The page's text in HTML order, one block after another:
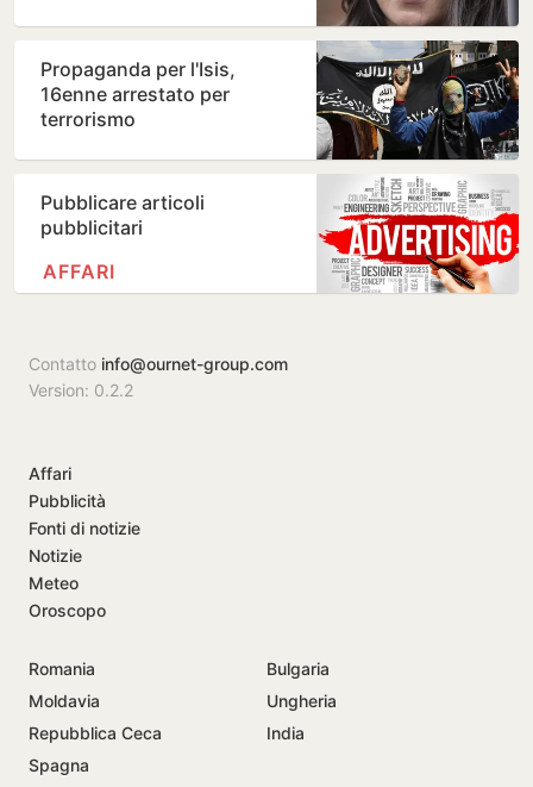
Propaganda per l'Isis,
16enne arrestato per
terrorismo
Pubblicare articoli
pubblicitari
AFFARI
Contatto info@ournet-group.com
Version: 0.2.2
Affari
Pubblicità
Fonti di notizie
Notizie
Meteo
Oroscopo
Romania
Bulgaria
Moldavia
Ungheria
Repubblica Ceca
India
Spagna